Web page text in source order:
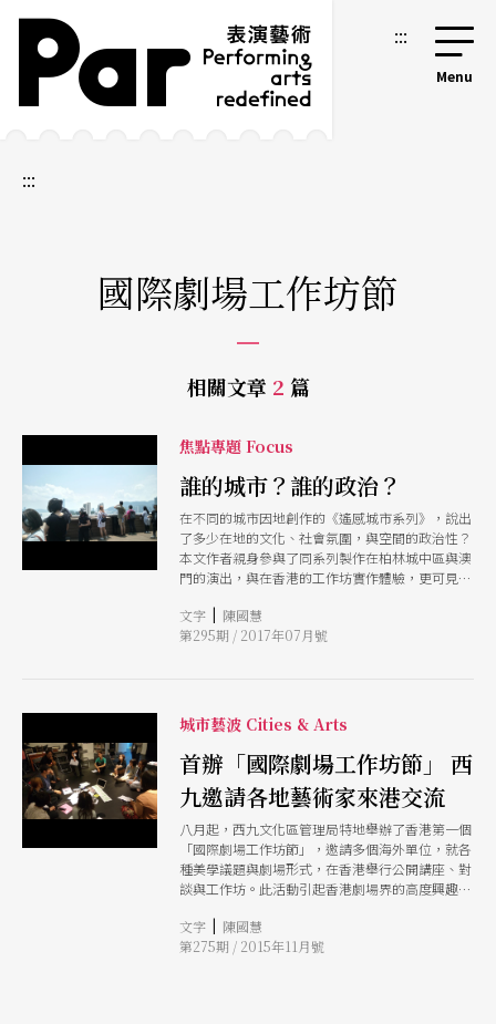
跳到主要內容區塊
網站導覽 :::
:::
國際劇場工作坊節
相關文章 2 篇
焦點專題 Focus
誰的城市？誰的政治？
在不同的城市因地創作的《遙感城市系列》，說出
了多少在地的文化、社會氛圍，與空間的政治性？
本文作者親身參與了同系列製作在柏林城中區與澳
門的演出，與在香港的工作坊實作體驗，更可見其
文字 | 陳國慧
第295期 / 2017年07月號
城市藝波 Cities & Arts
首辦「國際劇場工作坊節」 西
九邀請各地藝術家來港交流
八月起，西九文化區管理局特地舉辦了香港第一個
「國際劇場工作坊節」，邀請多個海外單位，就各
種美學議題與劇場形式，在香港舉行公開講座、對
談與工作坊。此活動引起香港劇場界的高度興趣與
在於「製造更多討論空間，啟發更多新創作，開拓
本土表演藝術的新領域」，為「日後雙方合作埋下
文字 | 陳國慧
第275期 / 2015年11月號